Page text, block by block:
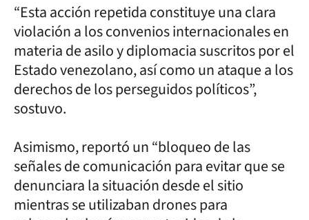
“Esta acción repetida constituye una clara
violación a los convenios internacionales en
materia de asilo y diplomacia suscritos por el
Estado venezolano, así como un ataque a los
derechos de los perseguidos políticos”,
sostuvo.
Asimismo, reportó un “bloqueo de las
señales de comunicación para evitar que se
denunciara la situación desde el sitio
mientras se utilizaban drones para